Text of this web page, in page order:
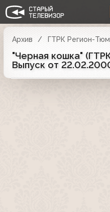
Архив ГТРК Регион-
"Черная кошка"
Выпуск от